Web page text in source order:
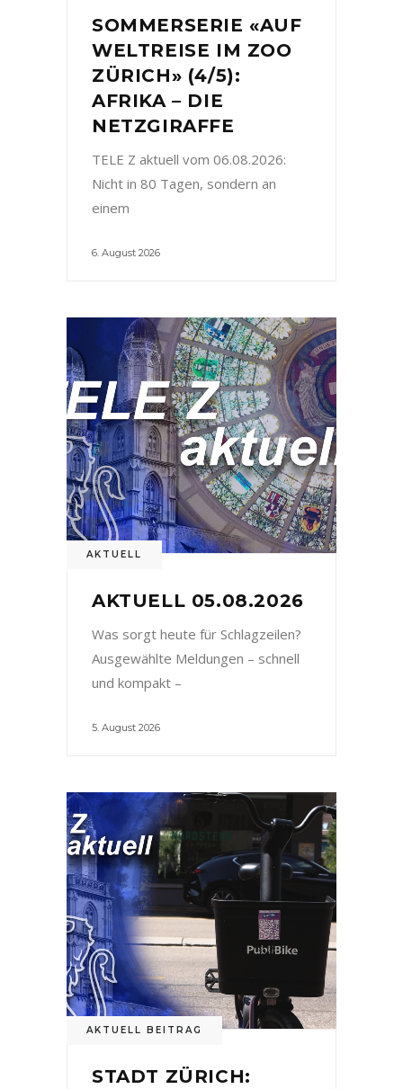
SOMMERSERIE «AUF
WELTREISE IM ZOO
ZÜRICH» (4/5):
AFRIKA – DIE
NETZGIRAFFE
TELE Z aktuell vom 06.08.2026:
Nicht in 80 Tagen, sondern an
einem
6. August 2026
AKTUELL
AKTUELL 05.08.2026
Was sorgt heute für Schlagzeilen?
Ausgewählte Meldungen – schnell
und kompakt –
5. August 2026
AKTUELL BEITRAG
STADT ZÜRICH: